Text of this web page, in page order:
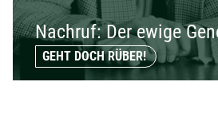
Nachruf: Der ewige
GEHT DOCH RÜBER!